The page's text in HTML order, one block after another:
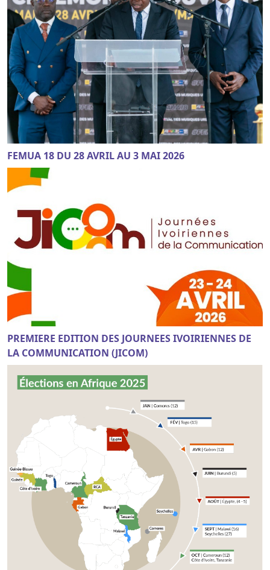
FEMUA 18 DU 28 AVRIL AU 3 MAI 2026
PREMIERE EDITION DES JOURNEES IVOIRIENNES DE
LA COMMUNICATION (JICOM)